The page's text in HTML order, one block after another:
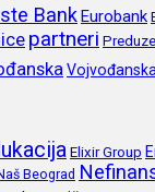
Bank Eurobank
partneri
Elixir Group
Beograd